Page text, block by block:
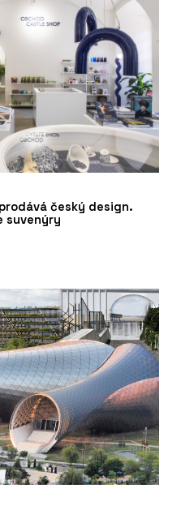
český design.
suvenýry